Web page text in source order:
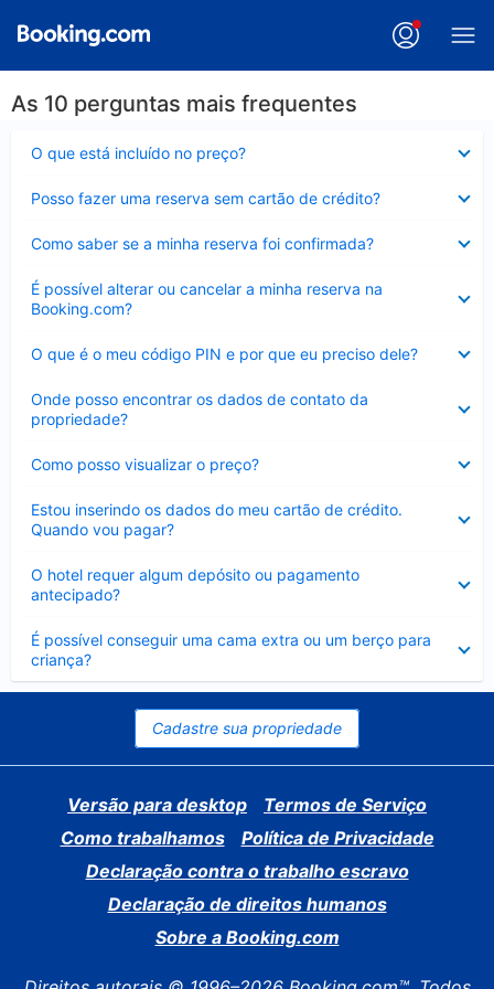
As 10 perguntas mais frequentes
O que está incluído no preço?
Posso fazer uma reserva sem cartão de crédito?
Como saber se a minha reserva foi confirmada?
É possível alterar ou cancelar a minha reserva na
Booking.com?
Contraído
O que é o meu código PIN e por que eu preciso dele?
Onde posso encontrar os dados de contato da
propriedade?
Como posso visualizar o preço?
Estou inserindo os dados do meu cartão de crédito.
Quando vou pagar?
O hotel requer algum depósito ou pagamento
antecipado?
É possível conseguir uma cama extra ou um berço para
criança?
Contraído
Cadastre sua propriedade
Versão para desktop
Termos de Serviço
Como trabalhamos
Política de Privacidade
Declaração contra o trabalho escravo
Declaração de direitos humanos
Sobre a Booking.com